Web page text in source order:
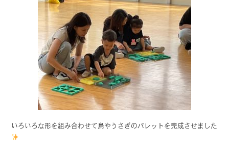
いろいろな形を組み合わせて鳥やうさぎのパレットを完成させました